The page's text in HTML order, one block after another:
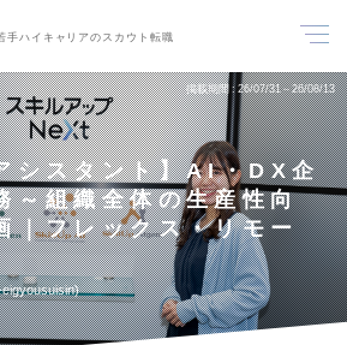
手ハイキャリアのスカウト転職
掲載期間 26/07/31～26/08/13
シスタント】AI・DX企
～組織全体の生産性向
｜フレックス・リモー